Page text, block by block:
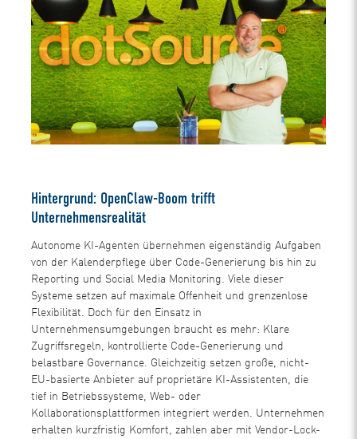
Hintergrund: OpenClaw-Boom trifft
Unternehmensrealität
Autonome KI-Agenten übernehmen eigenständig Aufgaben
von der Kalenderpflege über Code-Generierung bis hin zu
Reporting und Social Media Monitoring. Viele dieser
Systeme setzen auf maximale Offenheit und grenzenlose
Flexibilität. Doch für den Einsatz in
Unternehmensumgebungen braucht es mehr: Klare
Zugriffsregeln, kontrollierte Code-Generierung und
belastbare Governance. Gleichzeitig setzen große, nicht-
EU-basierte Anbieter auf proprietäre KI-Assistenten, die
tief in Betriebssysteme, Web- oder
Kollaborationsplattformen integriert werden. Unternehmen
erhalten kurzfristig Komfort, zahlen aber mit Vendor-Lock-